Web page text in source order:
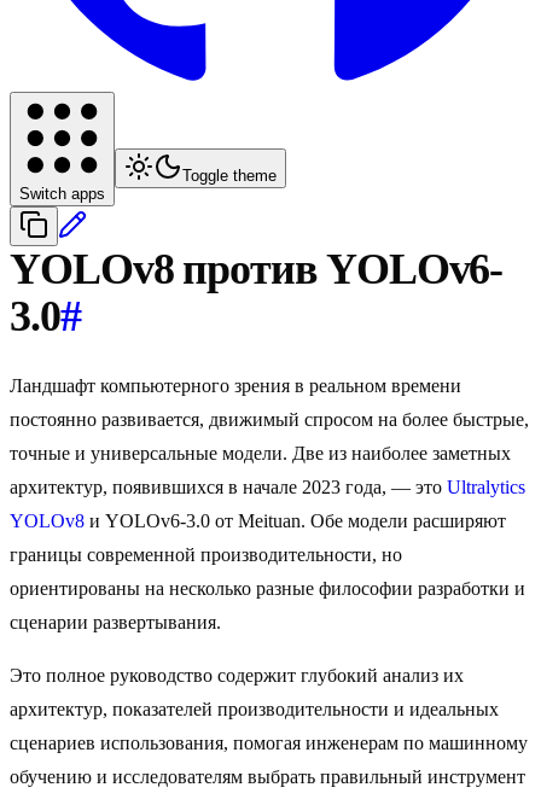
Switch apps
Toggle theme
YOLOv8 против YOLOv6-
3.0#
Ландшафт компьютерного зрения в реальном времени
постоянно развивается, движимый спросом на более быстрые,
точные и универсальные модели. Две из наиболее заметных
архитектур, появившихся в начале 2023 года, — это Ultralytics
YOLOv8 и YOLOv6-3.0 от Meituan. Обе модели расширяют
границы современной производительности, но
ориентированы на несколько разные философии разработки и
сценарии развертывания.
Это полное руководство содержит глубокий анализ их
архитектур, показателей производительности и идеальных
сценариев использования, помогая инженерам по машинному
обучению и исследователям выбрать правильный инструмент